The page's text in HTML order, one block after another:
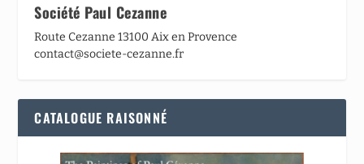
Société Paul Cezanne
Route Cezanne 13100 Aix en Provence
contact@societe-cezanne.fr
CATALOGUE RAISONNÉ